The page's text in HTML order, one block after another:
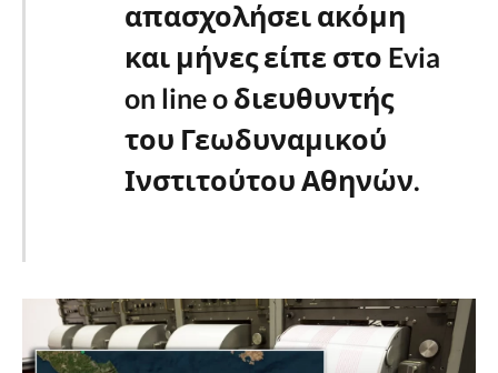
απασχολήσει ακόμη
και μήνες είπε στο Evia
on line o διευθυντής
του Γεωδυναμικού
Ινστιτούτου Αθηνών.